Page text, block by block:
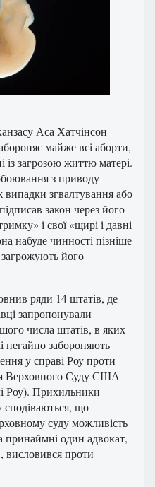
Аса Хатчінсон
майже всі аборти,
із загрозою життю матері.
з приводу
згвалтування або
закон через його
і свої «щирі і давні
набуде чинності пізніше
його
ряди 14 штатів, де
запропонували
числа штатів, в яких
негайно забороняють
у справі Роу проти
Верховного Суду США
Роу). Прихильники
сподіваються, що
суду можливість
принаймні один адвокат,
висловився проти